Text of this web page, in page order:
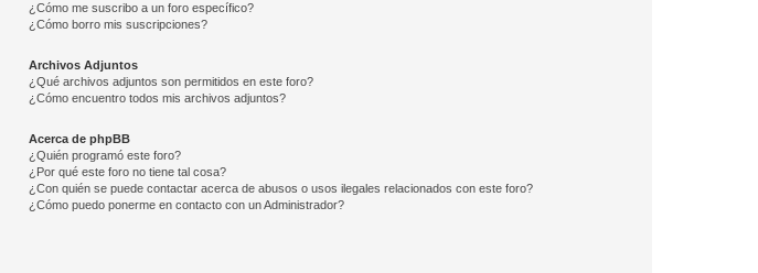
¿Cómo me suscribo a un foro específico?
¿Cómo borro mis suscripciones?
Archivos Adjuntos
¿Qué archivos adjuntos son permitidos en este foro?
¿Cómo encuentro todos mis archivos adjuntos?
Acerca de phpBB
¿Quién programó este foro?
¿Por qué este foro no tiene tal cosa?
¿Con quién se puede contactar acerca de abusos o usos ilegales relacionados con este foro?
¿Cómo puedo ponerme en contacto con un Administrador?